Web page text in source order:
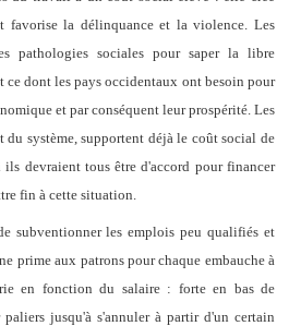
favorise la délinquance et la violence. Les
pathologies sociales pour saper la libre
ce dont les pays occidentaux ont besoin pour
et par conséquent leur prospérité. Les
système, supportent déjà le coût social de
devraient tous être d'accord pour financer
fin à cette situation.
subventionner les emplois peu qualifiés et
prime aux patrons pour chaque embauche à
en fonction du salaire : forte en bas de
jusqu'à s'annuler à partir d'un certain